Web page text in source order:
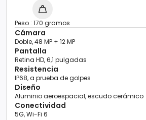
Peso : 170 gramos
Cámara
Doble, 48 MP + 12 MP
Pantalla
Retina HD, 6,1 pulgadas
Resistencia
IP68, a prueba de golpes
Diseño
Aluminio aeroespacial, escudo cerámico
Conectividad
5G, Wi-Fi 6